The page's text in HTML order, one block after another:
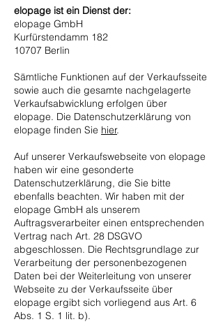
elopage ist ein Dienst der:
elopage GmbH
Kurfürstendamm 182
10707 Berlin
Sämtliche Funktionen auf der Verkaufsseite
sowie auch die gesamte nachgelagerte
Verkaufsabwicklung erfolgen über
elopage. Die Datenschutzerklärung von
elopage finden Sie hier.
Auf unserer Verkaufswebseite von elopage
haben wir eine gesonderte
Datenschutzerklärung, die Sie bitte
ebenfalls beachten. Wir haben mit der
elopage GmbH als unserem
Auftragsverarbeiter einen entsprechenden
Vertrag nach Art. 28 DSGVO
abgeschlossen. Die Rechtsgrundlage zur
Verarbeitung der personenbezogenen
Daten bei der Weiterleitung von unserer
Webseite zu der Verkaufsseite über
elopage ergibt sich vorliegend aus Art. 6
Abs. 1 S. 1 lit. b).